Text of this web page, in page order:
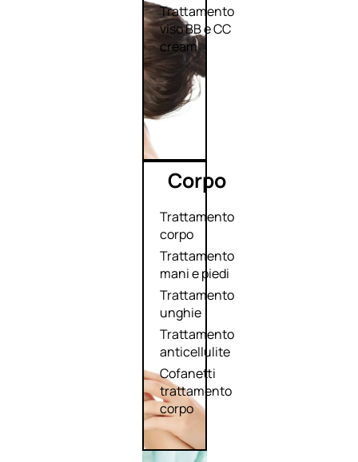
Trattamento
viso BB e CC
cream
Corpo
Trattamento
corpo
Trattamento
mani e piedi
Trattamento
unghie
Trattamento
anticellulite
Cofanetti
trattamento
corpo